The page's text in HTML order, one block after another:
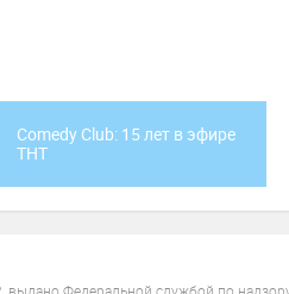
Comedy Club: 15 лет в эфире
ТНТ